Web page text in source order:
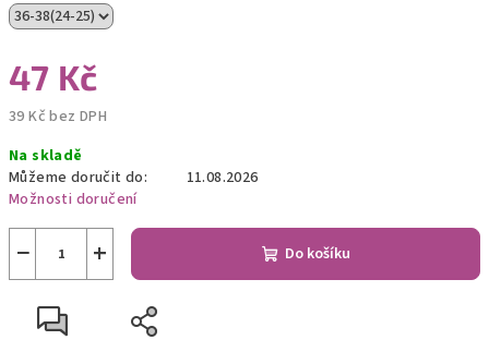
47 Kč
39 Kč bez DPH
cena:
Na skladě
Můžeme doručit do:
11.08.2026
Možnosti doručení
+
− Do košíku